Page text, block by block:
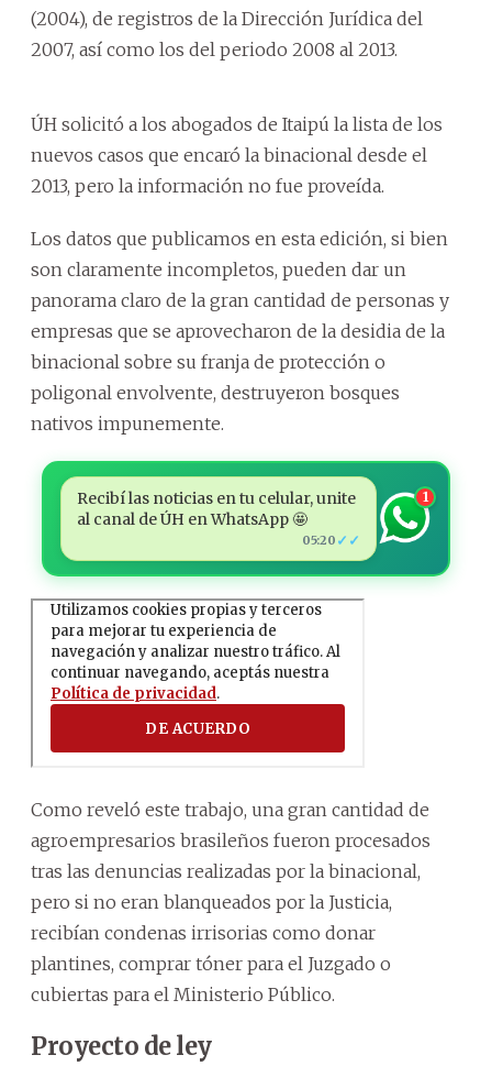
(2004), de registros de la Dirección Jurídica del
2007, así como los del periodo 2008 al 2013.
ÚH solicitó a los abogados de Itaipú la lista de los
nuevos casos que encaró la binacional desde el
2013, pero la información no fue proveída.
Los datos que publicamos en esta edición, si bien
son claramente incompletos, pueden dar un
panorama claro de la gran cantidad de personas y
empresas que se aprovecharon de la desidia de la
binacional sobre su franja de protección o
poligonal envolvente, destruyeron bosques
nativos impunemente.
Recibí las noticias en tu celular, unite
al canal de ÚH en WhatsApp 🤩
05:20 ✓✓
1
Como reveló este trabajo, una gran cantidad de
agroempresarios brasileños fueron procesados
tras las denuncias realizadas por la binacional,
pero si no eran blanqueados por la Justicia,
recibían condenas irrisorias como donar
plantines, comprar tóner para el Juzgado o
cubiertas para el Ministerio Público.
Proyecto de ley